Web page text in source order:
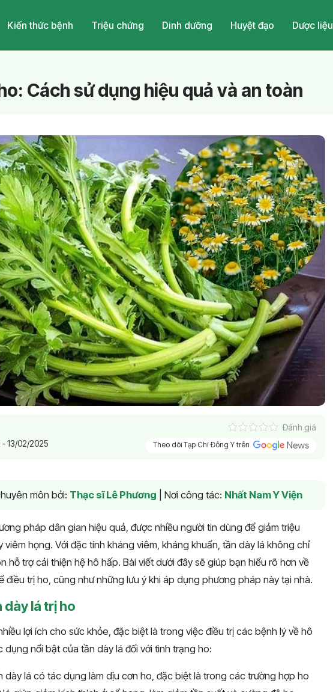
Kiến thức bệnh Triệu chứng Dinh dưỡng Huyệt đạo Dược liệu
Cách sử dụng hiệu quả và an toàn
13/02/2025
Đánh giá
Theo dõi Tạp Chí Đông Y trên
môn bởi: Thạc sĩ Lê Phương Nơi công tác: Nhất Nam Y Viện
pháp dân gian hiệu quả, được nhiều người tin dùng để giảm triệu
họng. Với đặc tính kháng viêm, kháng khuẩn, tần dày lá không chỉ
hỗ trợ cải thiện hệ hô hấp. Bài viết dưới đây sẽ giúp bạn hiểu rõ hơn về
điều trị ho, cũng như những lưu ý khi áp dụng phương pháp này tại nhà.
dày lá trị ho
lợi ích cho sức khỏe, đặc biệt là trong việc điều trị các bệnh lý về hô
dụng nổi bật của tần dày lá đối với tình trạng ho:
dày lá có tác dụng làm dịu cơn ho, đặc biệt là trong các trường hợp ho